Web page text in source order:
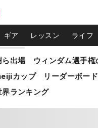
ギア レッスン ライフ
カップ リーダーボード
界ランキング